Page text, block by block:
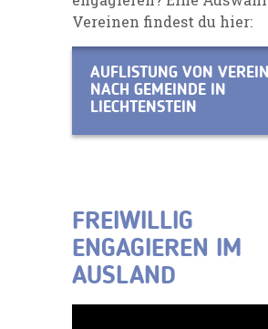
Vereinen findest du hier:
AUFLISTUNG VON
NACH GEMEINDE IN
LIECHTENSTEIN
FREIWILLIG
ENGAGIEREN IM
AUSLAND